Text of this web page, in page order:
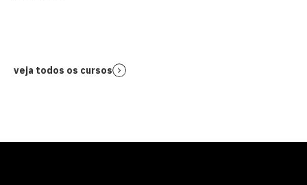
veja todos os cursos